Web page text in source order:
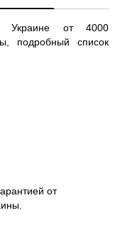
Украине от 4000
подробный список
от